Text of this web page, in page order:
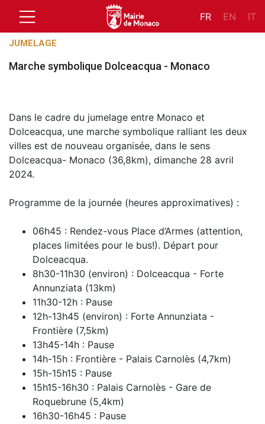
FR EN IT
JUMELAGE
Marche symbolique Dolceacqua - Monaco
​Dans le cadre du jumelage entre Monaco et
Dolceacqua, une marche symbolique ralliant les deux
villes est de nouveau organisée, dans le sens
Dolceacqua- Monaco (36,8km), dimanche 28 avril
2024.
Programme de la journée (heures approximatives) :
06h45 : Rendez-vous Place d’Armes (attention,
places limitées pour le bus!). Départ pour
Dolceacqua.
8h30-11h30 (environ) : Dolceacqua - Forte
Annunziata (13km)
11h30-12h : Pause
12h-13h45 (environ) : Forte Annunziata -
Frontière (7,5km)
13h45-14h : Pause
14h-15h : Frontière - Palais Carnolès (4,7km)
15h-15h15 : Pause
15h15-16h30 : Palais Carnolès - Gare de
Roquebrune (5,4km)
16h30-16h45 : Pause